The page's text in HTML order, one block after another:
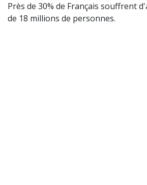
Près de 30% de Français souffrent
de 18 millions de personnes.